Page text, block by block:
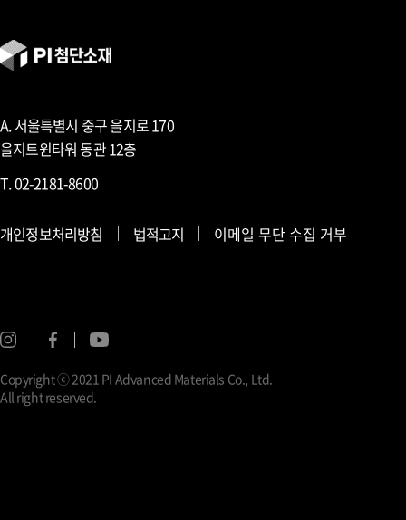
A. 서울특별시 중구 을지로 170
을지트윈타워 동관 12층
T. 02-2181-8600
개인정보처리방침 법적고지 이메일 무단 수집 거부
Copyright ⓒ 2021 PI Advanced Materials Co., Ltd.
All right reserved.